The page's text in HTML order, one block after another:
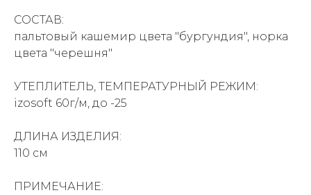
СОСТАВ:
пальтовый кашемир цвета "бургундия", норка
цвета "черешня"
УТЕПЛИТЕЛЬ, ТЕМПЕРАТУРНЫЙ РЕЖИМ:
izosoft 60г/м, до -25
ДЛИНА ИЗДЕЛИЯ:
110 см
ПРИМЕЧАНИЕ: